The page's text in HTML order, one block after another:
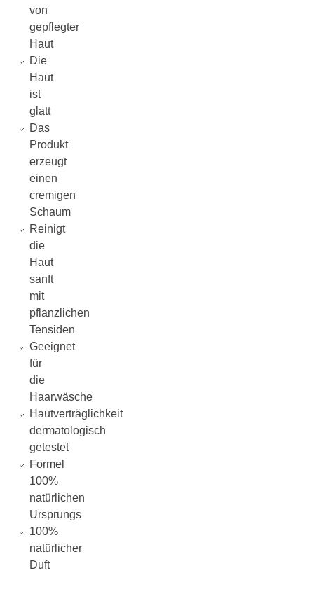
von
gepflegter
Haut
Die
Haut
ist
glatt
Das
Produkt
erzeugt
einen
cremigen
Schaum
Reinigt
die
Haut
sanft
mit
pflanzlichen
Tensiden
Geeignet
für
die
Haarwäsche
Hautverträglichkeit
dermatologisch
getestet
Formel
100%
natürlichen
Ursprungs
100%
natürlicher
Duft